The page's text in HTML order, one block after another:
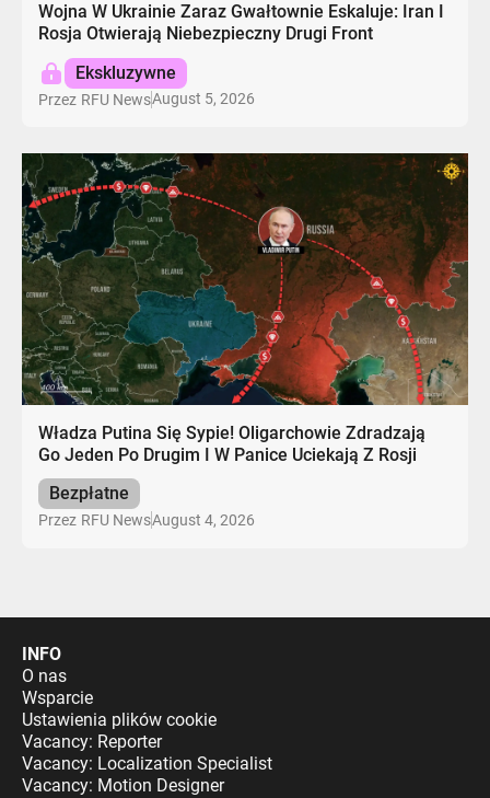
Wojna W Ukrainie Zaraz Gwałtownie Eskaluje: Iran I
Rosja Otwierają Niebezpieczny Drugi Front
Ekskluzywne
Przez RFU NewsAugust 5, 2026
Władza Putina Się Sypie! Oligarchowie Zdradzają
Go Jeden Po Drugim I W Panice Uciekają Z Rosji
Bezpłatne
Przez RFU NewsAugust 4, 2026
INFO
O nas
Wsparcie
Ustawienia plików cookie
Vacancy: Reporter
Vacancy: Localization Specialist
Vacancy: Motion Designer